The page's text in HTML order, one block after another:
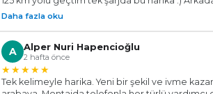
gözünüz kapalı bu firmaya güvenerek aracınızı
Teşekkür ederim.. Başarılar diliyorum.
Daha fazla oku
A Alper Nuri Hapencioğlu
2 hafta önce
★★★★★
Tek kelimeyle harika. Yeni bir şekil ve ivme